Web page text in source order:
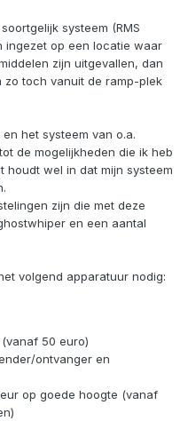
systeem (RMS
ingezet op een locatie waar
zijn uitgevallen, dan
zo toch vanuit de ramp-plek
het systeem van o.a.
de mogelijkheden die ik heb
houdt wel in dat mijn systeem
zijn die met deze
en een aantal
volgend apparatuur nodig:
50 euro)
ontvanger en
op goede hoogte (vanaf